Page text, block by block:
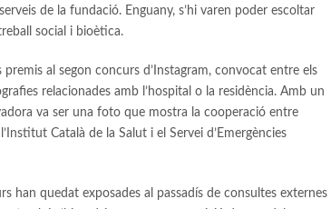
de la fundació. Enguany, s’hi varen poder escoltar
social i bioètica.
al segon concurs d’Instagram, convocat entre els
relacionades amb l’hospital o la residència. Amb un
va ser una foto que mostra la cooperació entre
Català de la Salut i el Servei d’Emergències
han quedat exposades al passadís de consultes externes